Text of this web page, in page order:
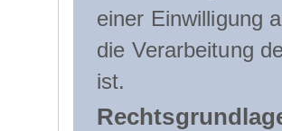
einer Einwilligung
die Verarbeitung
ist.